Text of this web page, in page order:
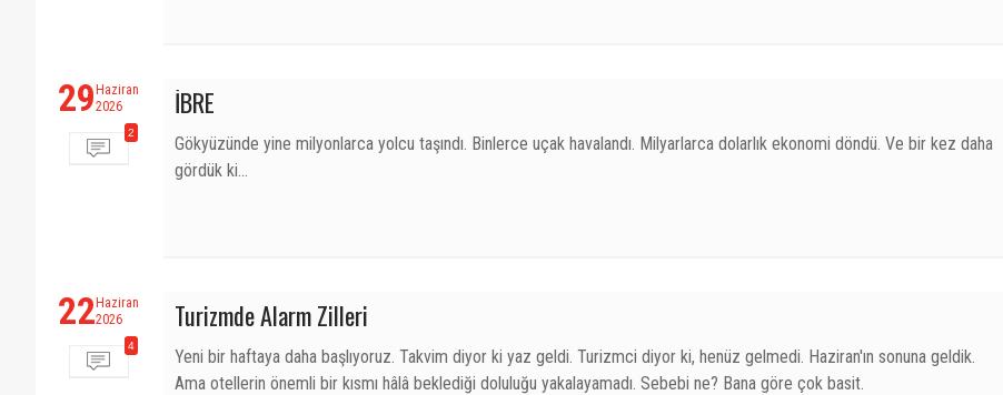
29 Haziran
2026
2
İBRE
Gökyüzünde yine milyonlarca yolcu taşındı. Binlerce uçak havalandı. Milyarlarca dolarlık ekonomi döndü. Ve bir kez daha
gördük ki...
22 Haziran
2026
4
Turizmde Alarm Zilleri
Yeni bir haftaya daha başlıyoruz. Takvim diyor ki yaz geldi. Turizmci diyor ki, henüz gelmedi. Haziran'ın sonuna geldik.
Ama otellerin önemli bir kısmı hâlâ beklediği doluluğu yakalayamadı. Sebebi ne? Bana göre çok basit.